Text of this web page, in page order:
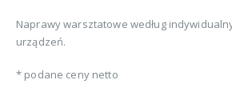
Naprawy warsztatowe według
urządzeń.
* podane ceny netto